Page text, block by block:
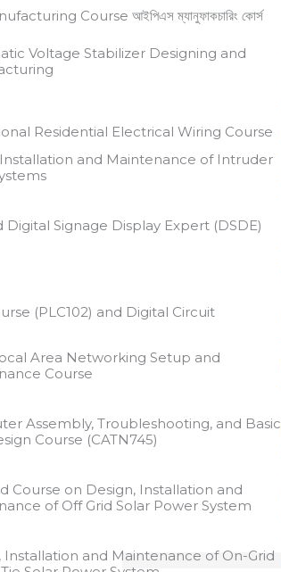
Course আইপিএস ম্যানুফাকচারিং কোর্স
Voltage Stabilizer Designing and
Residential Electrical Wiring​ Course
and Maintenance of Intruder
Digital Signage Display Expert (DSDE)
(PLC102) and Digital Circuit
Area Networking Setup and
Course
Assembly, Troubleshooting, and Basic
Course (CATN745)
Course on Design, Installation and
of Off Grid Solar Power System
Installation and Maintenance of On-Grid